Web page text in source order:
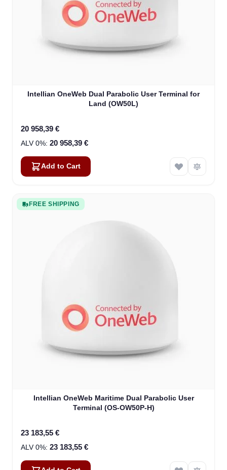
Intellian OneWeb Dual Parabolic User Terminal for
Land (OW50L)
20 958,39 €
20 958,39 €
Add to Cart
FREE SHIPPING
Intellian OneWeb Maritime Dual Parabolic User
Terminal (OS-OW50P-H)
23 183,55 €
23 183,55 €